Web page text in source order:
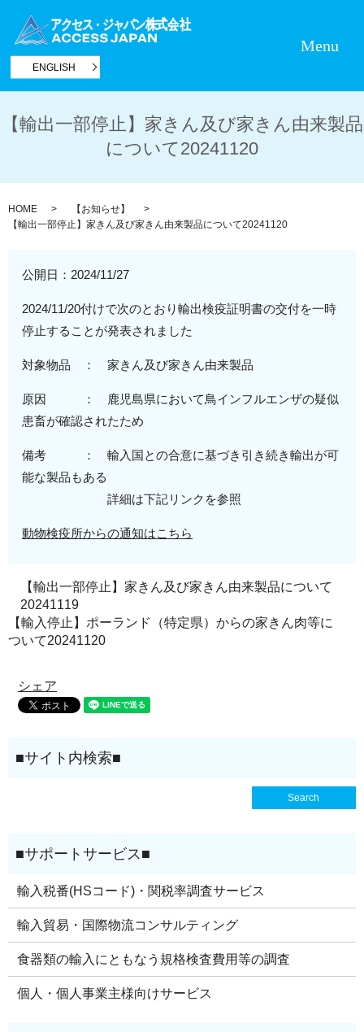
ENGLISH
Menu
【輸出一部停止】家きん及び家きん由来製品
について20241120
HOME
【お知らせ】
【輸出一部停止】家きん及び家きん由来製品について20241120
公開日： 2024/11/27
2024/11/20付けで次のとおり輸出検疫証明書の交付を一時
停止することが発表されました
対象物品 ： 家きん及び家きん由来製品
原因 ： 鹿児島県において鳥インフルエンザの疑似
患畜が確認されたため
備考 ： 輸入国との合意に基づき引き続き輸出が可
能な製品もある
詳細は下記リンクを参照
動物検疫所からの通知はこちら
【輸出一部停止】家きん及び家きん由来製品について
20241119
【輸入停止】ポーランド（特定県）からの家きん肉等に
ついて20241120
シェア
輸入税番(HSコード)・関税率調査サービス
輸入貿易・国際物流コンサルティング
食器類の輸入にともなう規格検査費用等の調査
個人・個人事業主様向けサービス